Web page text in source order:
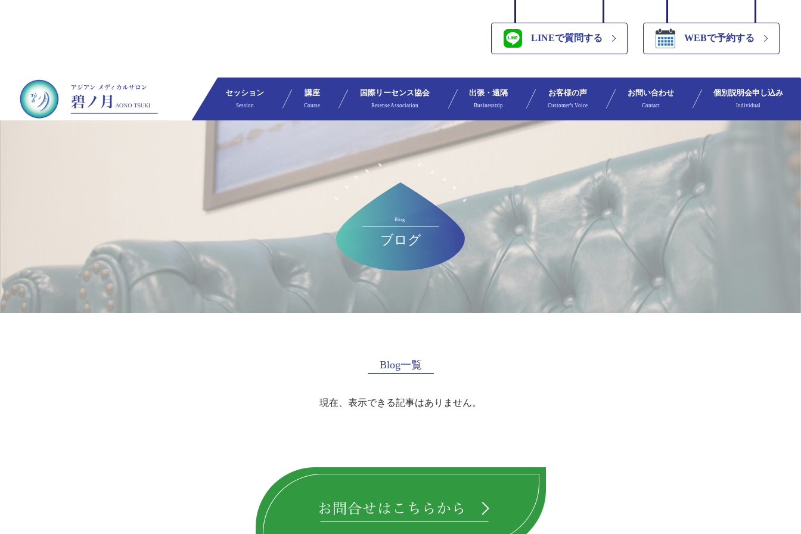
LINEで質問する WEBで予約する
セッション
Session
講座
Course
国際リーセンス協会
Resense Association
出張・遠隔
Businesstrip
お客様の声
Customer’s Voice
お問い合わせ
Contact
個別説明会申し込み
Individual
Blog一覧
現在、表示できる記事はありません。